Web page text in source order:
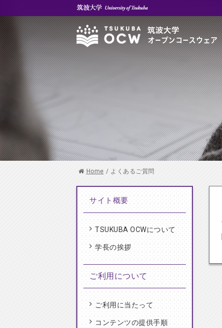
Home / よくあるご質問
サイト概要
TSUKUBA OCWについて
学長の挨拶
ご利用について
ご利用に当たって
コンテンツの提供手順